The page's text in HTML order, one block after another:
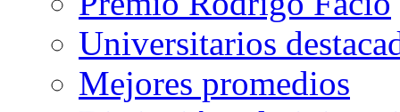
Universitarios
Mejores promedios